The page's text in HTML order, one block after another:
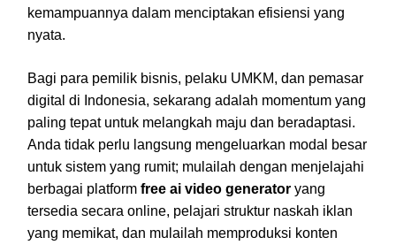
kemampuannya dalam menciptakan efisiensi yang
nyata.
Bagi para pemilik bisnis, pelaku UMKM, dan pemasar
digital di Indonesia, sekarang adalah momentum yang
paling tepat untuk melangkah maju dan beradaptasi.
Anda tidak perlu langsung mengeluarkan modal besar
untuk sistem yang rumit; mulailah dengan menjelajahi
berbagai platform free ai video generator yang
tersedia secara online, pelajari struktur naskah iklan
yang memikat, dan mulailah memproduksi konten